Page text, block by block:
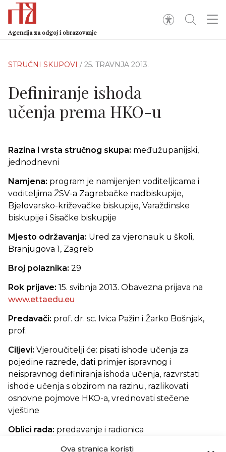
Ova stranica koristi
Agencija za odgoj i obrazovanje
STRUČNI SKUPOVI / 25. TRAVNJA 2013.
Definiranje ishoda
učenja prema HKO-u
Razina i vrsta stručnog skupa: međužupanijski,
jednodnevni
Namjena: program je namijenjen voditeljicama i
voditeljima ŽSV-a Zagrebačke nadbiskupije,
Bjelovarsko-križevačke biskupije, Varaždinske
biskupije i Sisačke biskupije
Mjesto održavanja: Ured za vjeronauk u školi,
Branjugova 1, Zagreb
Broj polaznika: 29
Rok prijave: 15. svibnja 2013. Obavezna prijava na
www.ettaedu.eu
Predavači: prof. dr. sc. Ivica Pažin i Žarko Bošnjak,
prof.
Ciljevi: Vjeroučitelji će: pisati ishode učenja za
pojedine razrede, dati primjer ispravnog i
neispravnog definiranja ishoda učenja, razvrstati
ishode učenja s obzirom na razinu, razlikovati
osnovne pojmove HKO-a, vrednovati stečene
vještine
Oblici rada: predavanje i radionica